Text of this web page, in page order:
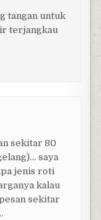
tangan untuk
terjangkau
sekitar 80
saya
jenis roti
kalau
sekitar